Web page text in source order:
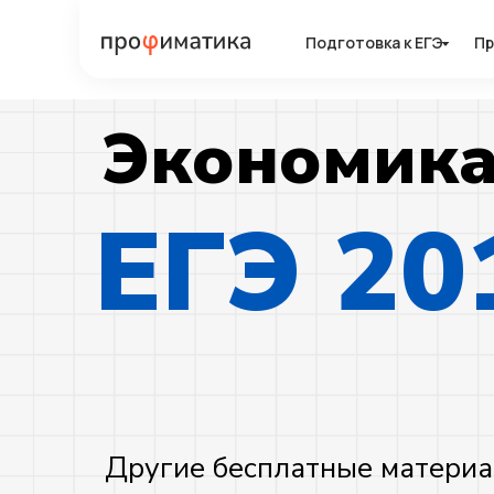
Подготовка к ЕГЭ
Подготовка к ЕГЭ
Экономика
ЕГЭ
Другие бесплатные